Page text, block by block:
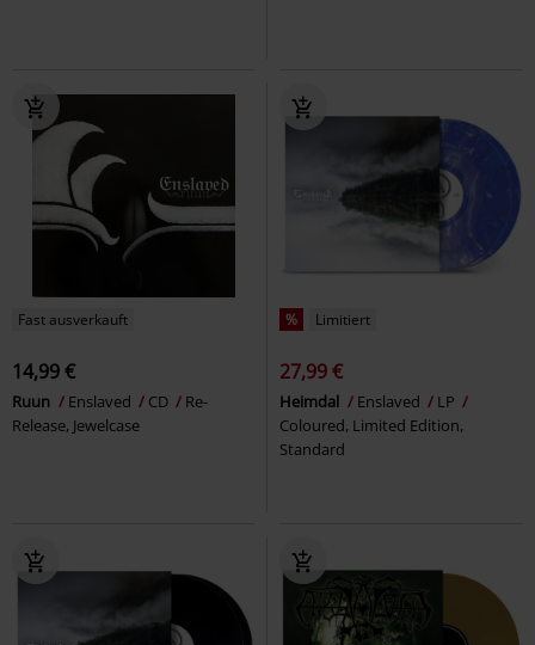
Fast ausverkauft
14,99 €
Ruun Enslaved CD
Re-
Release, Jewelcase
% Limitiert
27,99 €
Heimdal Enslaved
LP
Coloured, Limited Edition,
Standard